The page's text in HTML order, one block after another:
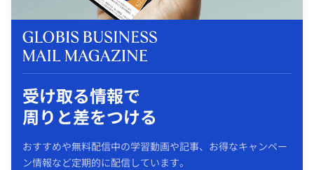
受け取る情報で
周りと差をつける
おすすめや無料配信中の学習動画や記事、お得なキャンペー
ン情報など定期的に配信しています。